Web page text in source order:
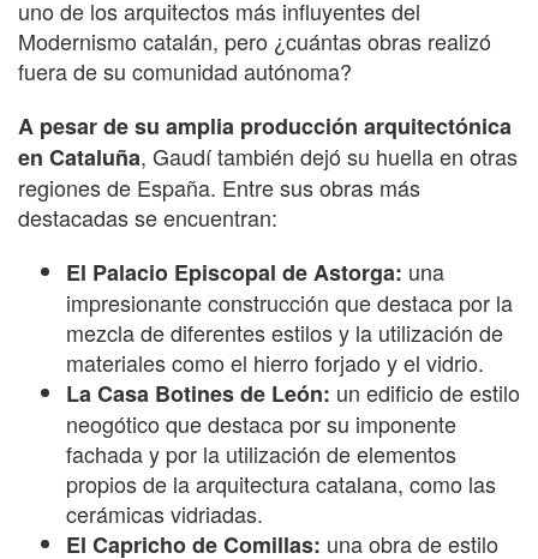
uno de los arquitectos más influyentes del
Modernismo catalán, pero ¿cuántas obras realizó
fuera de su comunidad autónoma?
A pesar de su amplia producción arquitectónica
en Cataluña, Gaudí también dejó su huella en otras
regiones de España. Entre sus obras más
destacadas se encuentran:
El Palacio Episcopal de Astorga: una
impresionante construcción que destaca por la
mezcla de diferentes estilos y la utilización de
materiales como el hierro forjado y el vidrio.
La Casa Botines de León: un edificio de estilo
neogótico que destaca por su imponente
fachada y por la utilización de elementos
propios de la arquitectura catalana, como las
cerámicas vidriadas.
El Capricho de Comillas: una obra de estilo